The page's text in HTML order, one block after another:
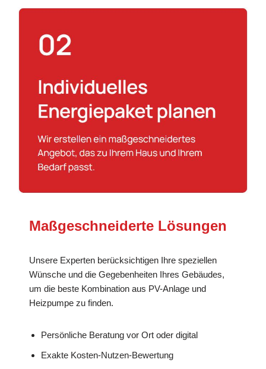
Maßgeschneiderte Lösungen
Unsere Experten berücksichtigen Ihre speziellen
Wünsche und die Gegebenheiten Ihres Gebäudes,
um die beste Kombination aus PV-Anlage und
Heizpumpe zu finden.
Persönliche Beratung vor Ort oder digital
Exakte Kosten-Nutzen-Bewertung